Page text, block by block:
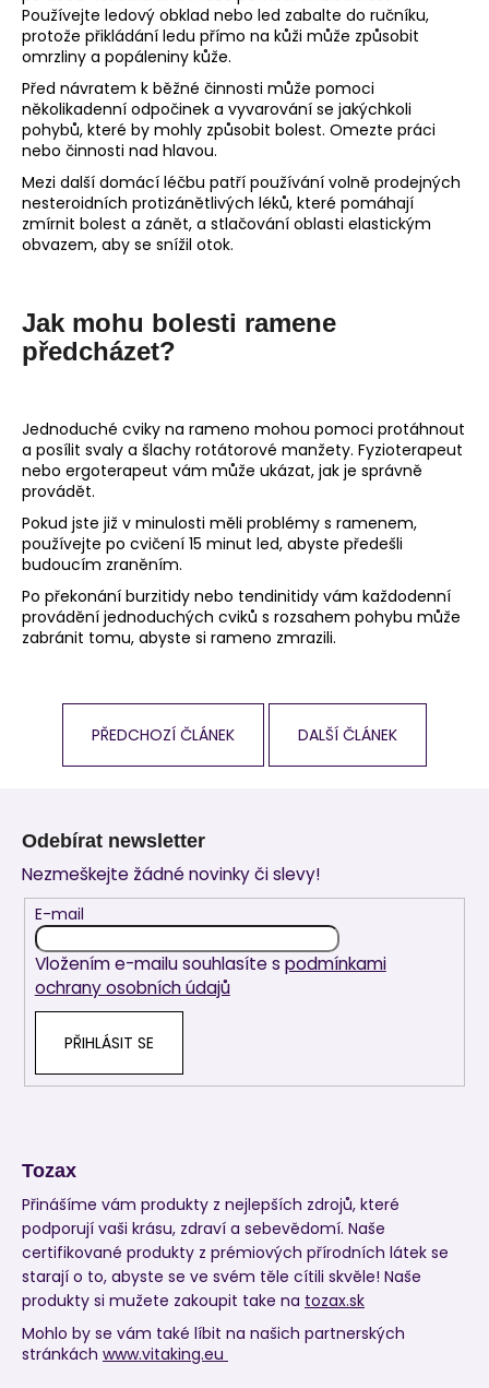
Používejte ledový obklad nebo led zabalte do ručníku,
protože přikládání ledu přímo na kůži může způsobit
omrzliny a popáleniny kůže.
Před návratem k běžné činnosti může pomoci
několikadenní odpočinek a vyvarování se jakýchkoli
pohybů, které by mohly způsobit bolest. Omezte práci
nebo činnosti nad hlavou.
Mezi další domácí léčbu patří používání volně prodejných
nesteroidních protizánětlivých léků, které pomáhají
zmírnit bolest a zánět, a stlačování oblasti elastickým
obvazem, aby se snížil otok.
Jak mohu bolesti ramene
předcházet?
Jednoduché cviky na rameno mohou pomoci protáhnout
a posílit svaly a šlachy rotátorové manžety. Fyzioterapeut
nebo ergoterapeut vám může ukázat, jak je správně
provádět.
Pokud jste již v minulosti měli problémy s ramenem,
používejte po cvičení 15 minut led, abyste předešli
budoucím zraněním.
Po překonání burzitidy nebo tendinitidy vám každodenní
provádění jednoduchých cviků s rozsahem pohybu může
zabránit tomu, abyste si rameno zmrazili.
PŘEDCHOZÍ ČLÁNEK DALŠÍ ČLÁNEK
Odebírat newsletter
Nezmeškejte žádné novinky či slevy!
E-mail
Vložením e-mailu souhlasíte s podmínkami
ochrany osobních údajů
PŘIHLÁSIT SE
Tozax
Přinášíme vám produkty z nejlepších zdrojů, které
podporují vaši krásu, zdraví a sebevědomí. Naše
certifikované produkty z prémiových přírodních látek se
starají o to, abyste se ve svém těle cítili skvěle! Naše
produkty si mužete zakoupit take na tozax.sk
Mohlo by se vám také líbit na našich partnerských
stránkách www.vitaking.eu